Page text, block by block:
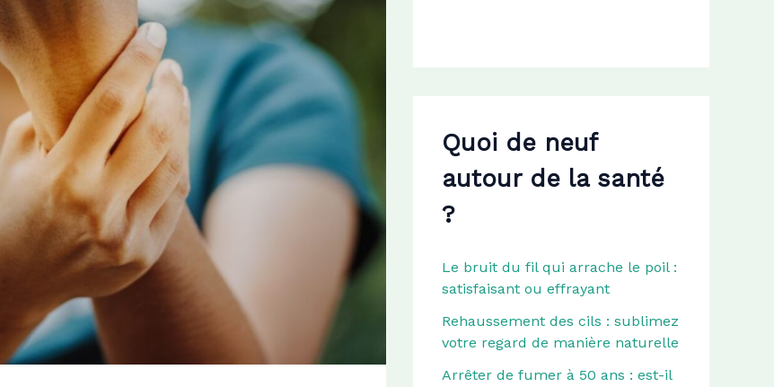
Quoi de neuf
autour de la santé
?
Le bruit du fil qui arrache le poil :
satisfaisant ou effrayant
Rehaussement des cils : sublimez
votre regard de manière naturelle
Arrêter de fumer à 50 ans : est-il